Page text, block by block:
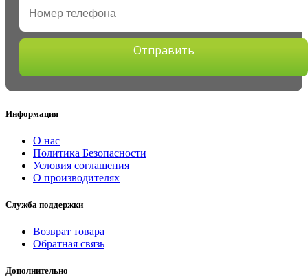
Отправить
Информация
О нас
Политика Безопасности
Условия соглашения
О производителях
Служба поддержки
Возврат товара
Обратная связь
Дополнительно